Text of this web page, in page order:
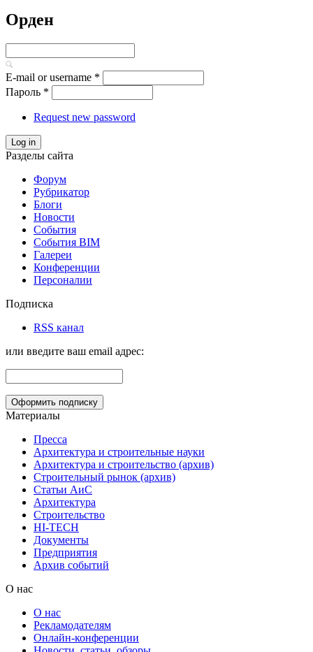
Орден
E-mail or username *
Пароль *
Request new password
Log in
Разделы сайта
Форум
Рубрикатор
Блоги
Новости
События
События BIM
Галереи
Конференции
Персоналии
Подписка
RSS канал
или введите ваш email адрес:
Материалы
Пресса
Архитектура и строительные науки
Архитектура и строительство (архив)
Строительный рынок (архив)
Статьи АиС
Архитектура
Строительство
HI-TECH
Документы
Предприятия
Архив событий
О нас
О нас
Рекламодателям
Онлайн-конференции